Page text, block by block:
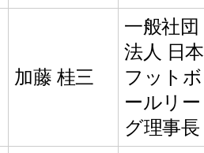
加藤 桂三
一般社団
法人 日本
フットボ
ールリー
グ理事長